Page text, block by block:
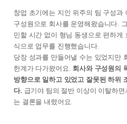
창업 초기에는 지인 위주의 팀 구성과
구성원으로 회사를 운영해왔습니다.
민할 시간 없이 형님 동생으로 편하게
식으로 업무를 진행했습니다.
당장 성과를 만들어낼 수는 있었지만
한계가 다가왔어요. 회사와 구성원의
방향으로 일하고 있었고 잘못된 하위
다. 급기야 팀의 절반 이상이 이탈하
는 결론을 내렸어요.